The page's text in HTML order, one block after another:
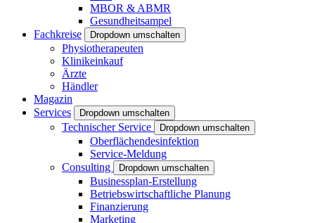
MBOR & ABMR
Gesundheitsampel
Fachkreise
Dropdown umschalten
Physiotherapeuten
Klinikeinkauf
Ärzte
Händler
Magazin
Services
Dropdown umschalten
Technischer Service Dropdown umschalten
Oberflächendesinfektion
Service-Meldung
Consulting
Dropdown umschalten
Businessplan-Erstellung
Betriebswirtschaftliche Planung
Finanzierung
Marketing